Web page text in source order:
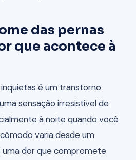
das pernas
que acontece à
é um transtorno
sensação irresistível de
à noite quando você
varia desde um
dor que compromete